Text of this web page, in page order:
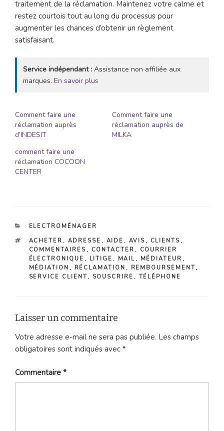
traitement de la réclamation. Maintenez votre calme et
restez courtois tout au long du processus pour
augmenter les chances d’obtenir un règlement
satisfaisant.
Service indépendant : Assistance non affiliée aux
marques. En savoir plus
Comment faire une
réclamation auprès
d’INDESIT
Comment faire une
réclamation auprès de
MILKA
comment faire une
réclamation COCOON
CENTER
CATÉGORIES
ELECTROMÉNAGER
ÉTIQUETTES
ACHETER , ADRESSE , AIDE , AVIS , CLIENTS ,
COMMENTAIRES , CONTACTER , COURRIER
ÉLECTRONIQUE , LITIGE , MAIL , MÉDIATEUR ,
MÉDIATION , RÉCLAMATION , REMBOURSEMENT,
SERVICE CLIENT, SOUSCRIRE , TÉLÉPHONE
Laisser un commentaire
Votre adresse e-mail ne sera pas publiée. Les champs
obligatoires sont indiqués avec *
Commentaire *